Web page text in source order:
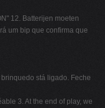
12. Batterijen moeten
um bip que confirma que
stá ligado. Feche
3. At the end of play, we